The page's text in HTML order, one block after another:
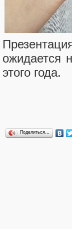
ожидается
этого года.
Поделиться…